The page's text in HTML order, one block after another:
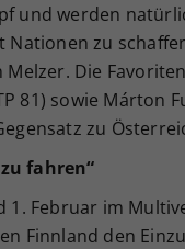
und werden
zu
Die
81) sowie Márton
zu
fahren“
1. Februar im
Finnland den